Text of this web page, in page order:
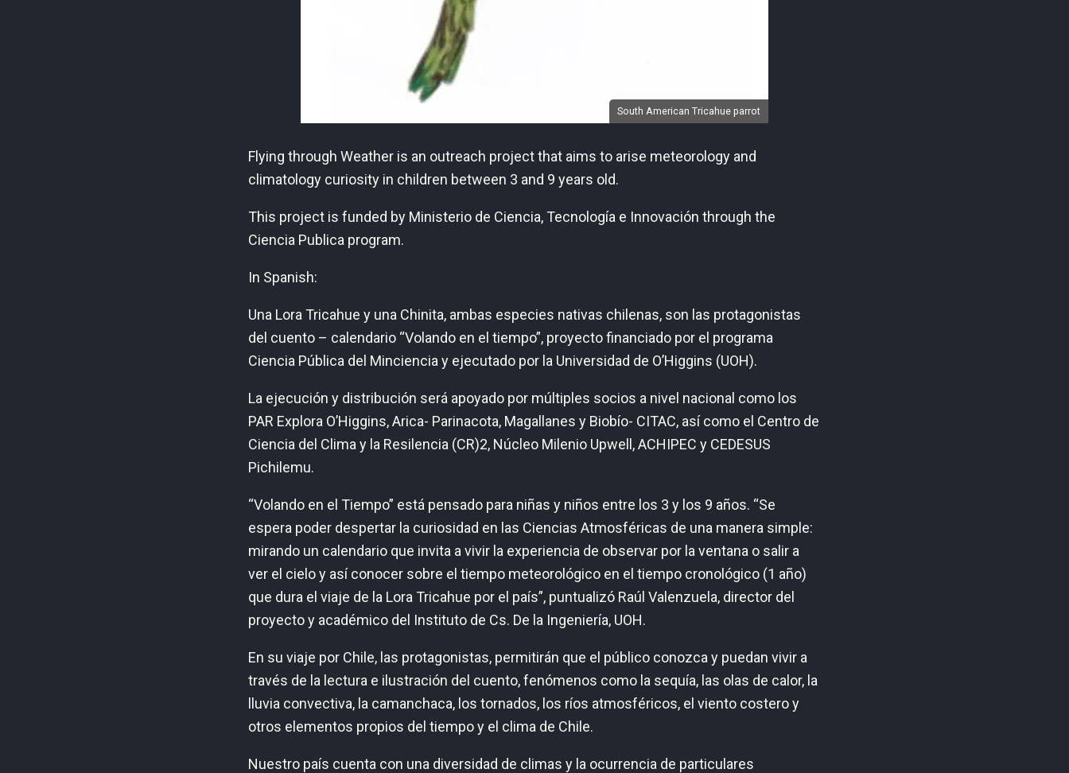
South American Tricahue parrot
Flying through Weather is an outreach project that aims to arise meteorology and
climatology curiosity in children between 3 and 9 years old.
This project is funded by Ministerio de Ciencia, Tecnología e Innovación through the
Ciencia Publica program.
In Spanish:
Una Lora Tricahue y una Chinita, ambas especies nativas chilenas, son las protagonistas
del cuento – calendario “Volando en el tiempo”, proyecto financiado por el programa
Ciencia Pública del Minciencia y ejecutado por la Universidad de O’Higgins (UOH).
La ejecución y distribución será apoyado por múltiples socios a nivel nacional como los
PAR Explora O’Higgins, Arica- Parinacota, Magallanes y Biobío- CITAC, así como el Centro de
Ciencia del Clima y la Resilencia (CR)2, Núcleo Milenio Upwell, ACHIPEC y CEDESUS
Pichilemu.
“Volando en el Tiempo” está pensado para niñas y niños entre los 3 y los 9 años. “Se
espera poder despertar la curiosidad en las Ciencias Atmosféricas de una manera simple:
mirando un calendario que invita a vivir la experiencia de observar por la ventana o salir a
ver el cielo y así conocer sobre el tiempo meteorológico en el tiempo cronológico (1 año)
que dura el viaje de la Lora Tricahue por el país”, puntualizó Raúl Valenzuela, director del
proyecto y académico del Instituto de Cs. De la Ingeniería, UOH.
En su viaje por Chile, las protagonistas, permitirán que el público conozca y puedan vivir a
través de la lectura e ilustración del cuento, fenómenos como la sequía, las olas de calor, la
lluvia convectiva, la camanchaca, los tornados, los ríos atmosféricos, el viento costero y
otros elementos propios del tiempo y el clima de Chile.
Nuestro país cuenta con una diversidad de climas y la ocurrencia de particulares